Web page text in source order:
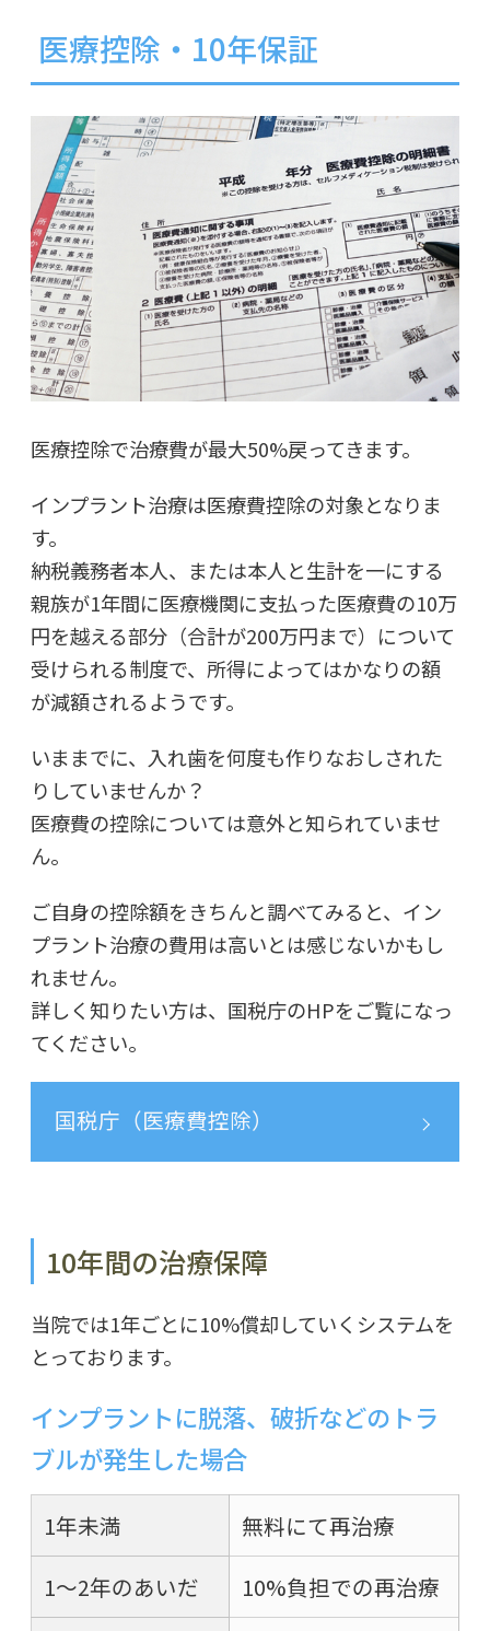
医療控除・10年保証
医療控除で治療費が最大50%戻ってきます。
インプラント治療は医療費控除の対象となりま
す。
納税義務者本人、または本人と生計を一にする
親族が1年間に医療機関に支払った医療費の10万
円を越える部分（合計が200万円まで）について
受けられる制度で、所得によってはかなりの額
が減額されるようです。
いままでに、入れ歯を何度も作りなおしされた
りしていませんか？
医療費の控除については意外と知られていませ
ん。
ご自身の控除額をきちんと調べてみると、イン
プラント治療の費用は高いとは感じないかもし
れません。
詳しく知りたい方は、国税庁のHPをご覧になっ
てください。
国税庁（医療費控除）
10年間の治療保障
当院では1年ごとに10%償却していくシステムを
とっております。
インプラントに脱落、破折などのトラ
ブルが発生した場合
1年未満
無料にて再治療
1～2年のあいだ
10%負担での再治療